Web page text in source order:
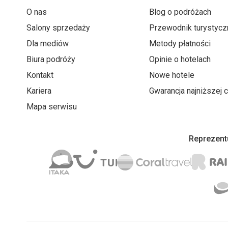
O nas
Salony sprzedaży
Dla mediów
Biura podróży
Kontakt
Kariera
Mapa serwisu
Blog o podróżach
Przewodnik
Metody płatności
Opinie o hotelach
Nowe hotele
Gwarancja najniższej